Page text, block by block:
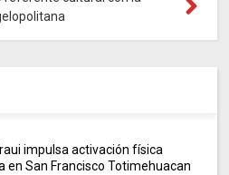
impulsa activación física
en San Francisco Totimehuacan